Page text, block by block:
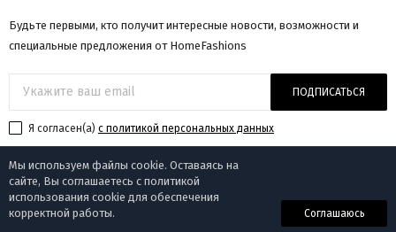
Будьте первыми, кто получит интересные новости, возможности и
специальные предложения от HomeFashions
ПОДПИСАТЬСЯ
Я согласен(a) с политикой персональных данных
© «Homefashions», 2009-2025
Мы используем файлы cookie. Оставаясь на
сайте, Вы соглашаетесь с политикой
использования cookie для обеспечения
корректной работы.
Соглашаюсь